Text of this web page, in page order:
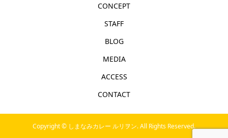
CONCEPT
STAFF
BLOG
MEDIA
ACCESS
CONTACT
Copyright © しまなみカレー ルリヲン. All Rights Reserved.